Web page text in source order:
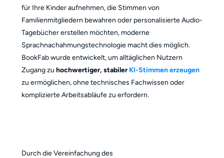
für Ihre Kinder aufnehmen, die Stimmen von
Familienmitgliedern bewahren oder personalisierte Audio-
Tagebücher erstellen möchten, moderne
Sprachnachahmungstechnologie macht dies möglich.
BookFab wurde entwickelt, um alltäglichen Nutzern
Zugang zu hochwertiger, stabilerKI-Stimmen erzeugen
zu ermöglichen, ohne technisches Fachwissen oder
komplizierte Arbeitsabläufe zu erfordern.
Durch die Vereinfachung des